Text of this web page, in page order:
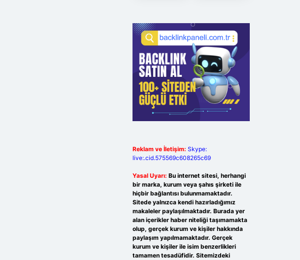
Reklam ve İletişim: Skype:
live:.cid.575569c608265c69
Yasal Uyarı: Bu internet sitesi, herhangi
bir marka, kurum veya şahıs şirketi ile
hiçbir bağlantısı bulunmamaktadır.
Sitede yalnızca kendi hazırladığımız
makaleler paylaşılmaktadır. Burada yer
alan içerikler haber niteliği taşımamakta
olup, gerçek kurum ve kişiler hakkında
paylaşım yapılmamaktadır. Gerçek
kurum ve kişiler ile isim benzerlikleri
tamamen tesadüfidir. Sitemizdeki